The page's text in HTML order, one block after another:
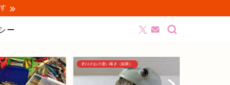
ー
釣りのお小遣い稼ぎ（副業）